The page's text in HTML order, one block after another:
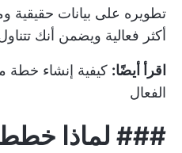
تطويره على بيانات
أكثر فعالية ويضمن أنك
اقرأ أيضًا:
الفعال
### لماذا